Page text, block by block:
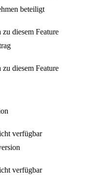
beteiligt
zu diesem Feature
zu diesem Feature
verfügbar
verfügbar